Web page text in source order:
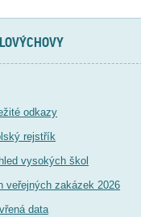
odkazy
rejstřík
vysokých škol
veřejných zakázek 2026
data